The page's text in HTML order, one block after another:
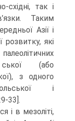
східні, так і
Таким
Азії і
розвитку, які
ської (або
з одного
і
33].
і в мезоліті,